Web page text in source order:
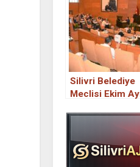
Silivri Belediye
Meclisi Ekim
gündem